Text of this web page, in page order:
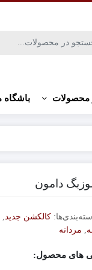
محصولات باشگاه
دامون
کالکشن جدید
مردانه
های محصول: